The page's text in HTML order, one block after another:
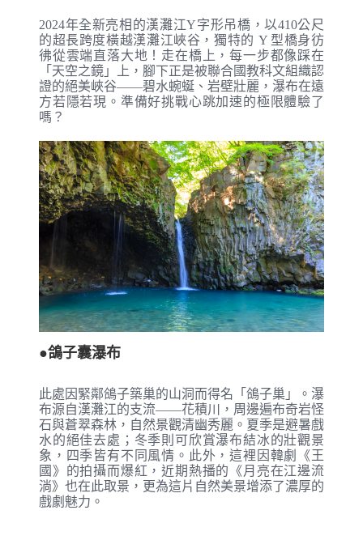
2024年全新亮相的漢灘江Y字形吊橋，以410公尺
的超長跨度橫越漢灘江峽谷，獨特的 Y 型橋身彷
彿從雲端直落大地！走在橋上，每一步都像踩在
「天空之鏡」上，腳下正是被聯合國教科文組織認
證的絕美峽谷——碧水蜿蜒、岩壁壯麗，瀑布在遠
方若隱若現。準備好挑戰心跳加速的極限體驗了
嗎？
●鴿子囊瀑布
此處因緊鄰鴿子築巢的山洞而得名「鴿子巢」。瀑
布源自漢灘江的支流——花積川，周邊遍布奇岩怪
石與蒼翠森林，自然景觀清幽秀麗。夏季是避暑戲
水的絕佳去處；冬季則可欣賞瀑布結冰的壯觀景
象，四季皆有不同風情。此外，這裡因韓劇《王
國》的拍攝而爆紅，近期熱播的《月亮在江邊流
淌》也在此取景，更為這片自然美景增添了濃厚的
戲劇魅力。